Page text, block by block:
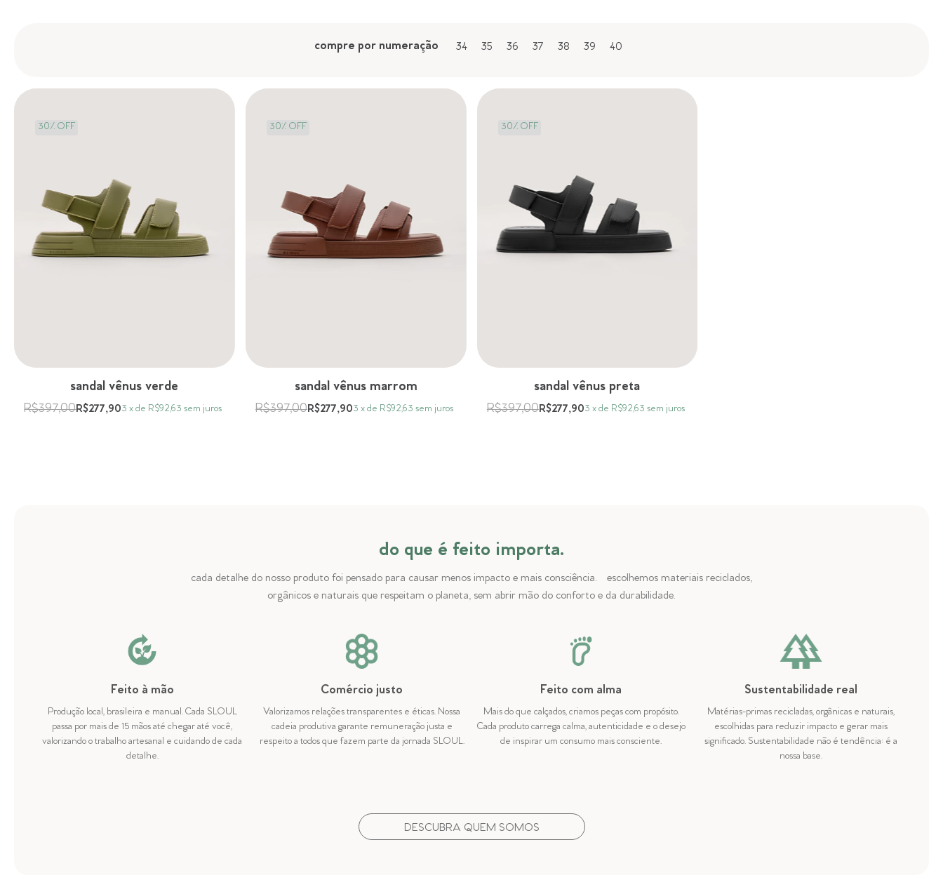
compre por numeração 34 35 36 37 38 39 40
30% OFF
sandal vênus verde
R$397,00R$277,903 xde R$92,63 sem juros
30% OFF
sandal vênus marrom
R$397,00R$277,903 xde R$92,63 sem juros
30% OFF
sandal vênus preta
R$397,00R$277,903 x de R$92,63 sem juros
do que é feito importa.
cada detalhe do nosso produto foi pensado para causar menos impacto e mais consciência. escolhemos materiais reciclados,
orgânicos e naturais que respeitam o planeta, sem abrir mão do conforto e da durabilidade.
Feito à mão
Produção local, brasileira e manual. Cada SLOUL
passa por mais de 15 mãos até chegar até você,
valorizando o trabalho artesanal e cuidando de cada
detalhe.
Comércio justo
Valorizamos relações transparentes e éticas. Nossa
cadeia produtiva garante remuneração justa e
respeito a todos que fazem parte da jornada SLOUL.
Feito com alma
Mais do que calçados, criamos peças com propósito.
Cada produto carrega calma, autenticidade e o desejo
de inspirar um consumo mais consciente.
Sustentabilidade real
Matérias-primas recicladas, orgânicas e naturais,
escolhidas para reduzir impacto e gerar mais
significado. Sustentabilidade não é tendência: é a
nossa base.
DESCUBRA QUEM SOMOS